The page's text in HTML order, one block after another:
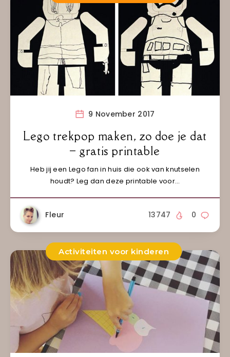
9 November 2017
Lego trekpop maken, zo doe je dat
– gratis printable
Heb jij een Lego fan in huis die ook van knutselen
houdt? Leg dan deze printable voor…
Fleur 0
13747
Activiteiten voor kinderen